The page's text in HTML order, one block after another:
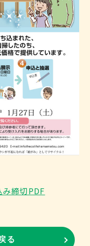
締切PDF
る